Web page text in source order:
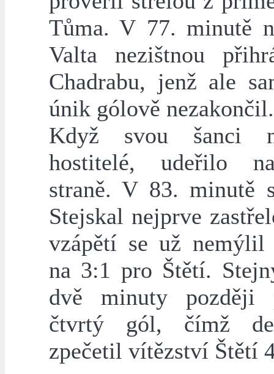
Tůma. V 77. minutě
Valta nezištnou
Chadrabu, jenž ale
únik gólově nezakončil.
Když svou šanci
hostitelé, udeřilo
straně. V 83. minutě
Stejskal nejprve
vzápětí se už
na 3:1 pro Štětí.
dvě minuty
čtvrtý gól, čímž
zpečetil vítězství Štětí